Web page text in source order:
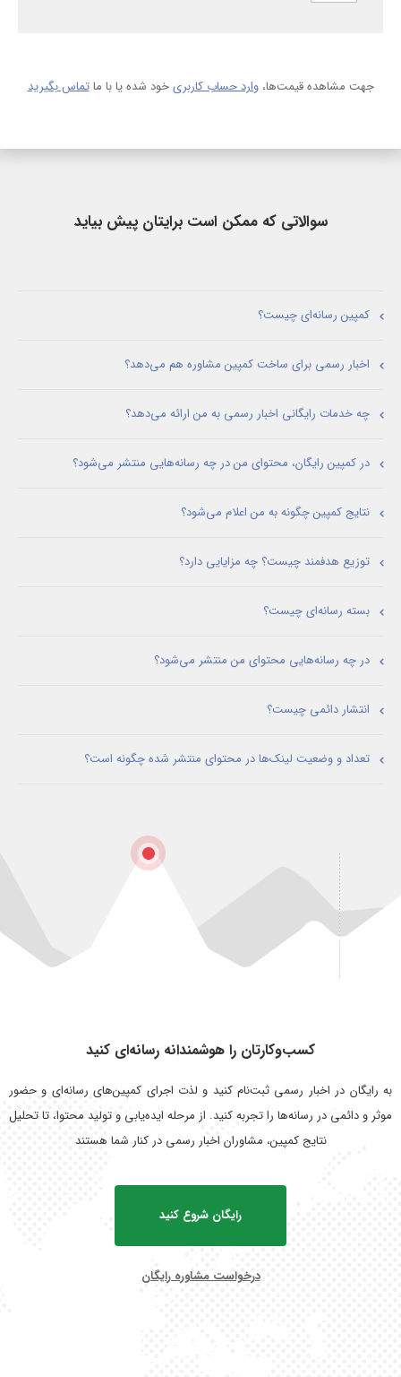
جهت مشاهده قیمت‌ها،وارد حساب کاربریخود شده یا با ماتماس بگیرید
سوالاتی که ممکن است برایتان پیش بیاید
کمپین رسانه‌ای چیست؟
اخبار رسمی برای ساخت کمپین مشاوره هم می‌دهد؟
چه خدمات رایگانی اخبار رسمی به من ارائه می‌دهد؟
در کمپین رایگان، محتوای من در چه رسانه‌هایی منتشر می‌شود؟
نتایج کمپین چگونه به من اعلام می‌شود؟
توزیع هدفمند چیست؟ چه مزایایی دارد؟
بسته رسانه‌ای چیست؟
در چه رسانه‌هایی محتوای من منتشر می‌شود؟
انتشار دائمی چیست؟
تعداد و وضعیت لینک‌ها در محتوای منتشر شده چگونه است؟
کسب‌وکارتان را هوشمندانه رسانه‌ای کنید
به رایگان در اخبار رسمی ثبت‌نام کنید و لذت اجرای کمپین‌های رسانه‌ای و حضور
موثر و دائمی در رسانه‌ها را تجربه کنید. از مرحله ایده‌یابی و تولید محتوا، تا تحلیل
نتایج کمپین، مشاوران اخبار رسمی در کنار شما هستند
رایگان شروع کنید
درخواست مشاوره رایگان